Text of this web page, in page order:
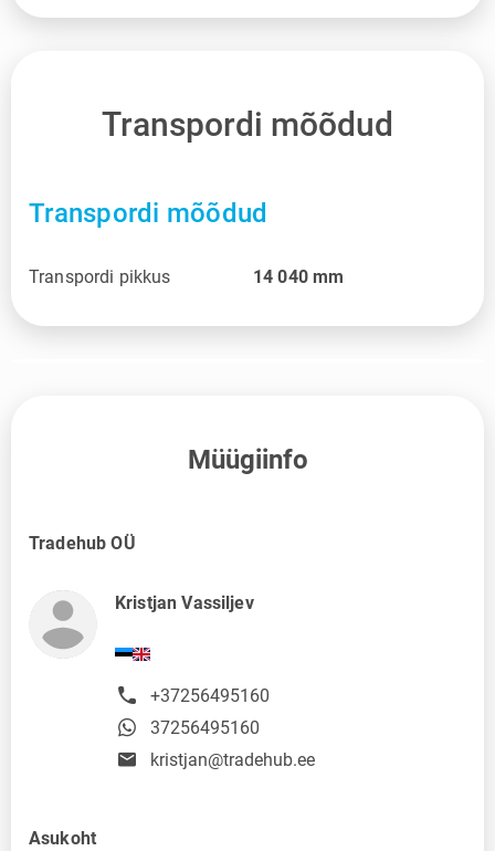
Transpordi mõõdud
Transpordi mõõdud
Transpordi pikkus 14 040 mm
Müügiinfo
Tradehub OÜ
Kristjan Vassiljev
+37256495160
37256495160
kristjan@tradehub.ee
Asukoht